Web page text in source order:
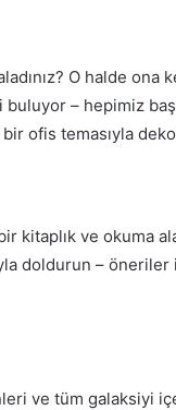
O halde ona
– hepimiz
bir ofis temasıyla
kitaplık ve okuma
doldurun – öneriler
ve tüm galaksiyi